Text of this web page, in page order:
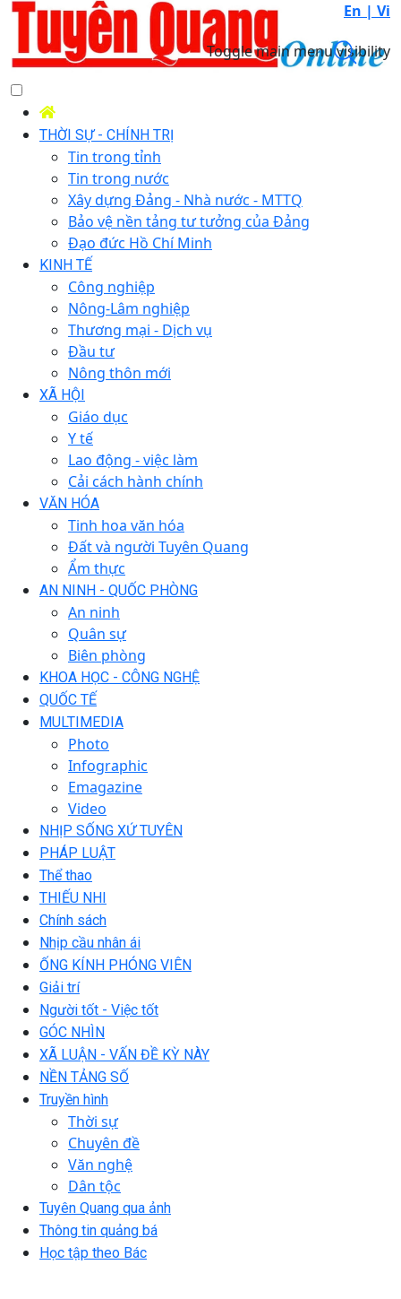
En | Vi
Toggle main menu visibility
THỜI SỰ - CHÍNH TRỊ
Tin trong tỉnh
Tin trong nước
Xây dựng Đảng - Nhà nước - MTTQ
Bảo vệ nền tảng tư tưởng của Đảng
Đạo đức Hồ Chí Minh
KINH TẾ
Công nghiệp
Nông-Lâm nghiệp
Thương mại - Dịch vụ
Đầu tư
Nông thôn mới
XÃ HỘI
Giáo dục
Y tế
Lao động - việc làm
Cải cách hành chính
VĂN HÓA
Tinh hoa văn hóa
Đất và người Tuyên Quang
Ẩm thực
AN NINH - QUỐC PHÒNG
An ninh
Quân sự
Biên phòng
KHOA HỌC - CÔNG NGHỆ
QUỐC TẾ
MULTIMEDIA
Photo
Infographic
Emagazine
Video
NHỊP SỐNG XỨ TUYÊN
PHÁP LUẬT
Thể thao
THIẾU NHI
Chính sách
Nhịp cầu nhân ái
ỐNG KÍNH PHÓNG VIÊN
Giải trí
Người tốt - Việc tốt
GÓC NHÌN
XÃ LUẬN - VẤN ĐỀ KỲ NÀY
NỀN TẢNG SỐ
Truyền hình
Thời sự
Chuyên đề
Văn nghệ
Dân tộc
Tuyên Quang qua ảnh
Thông tin quảng bá
Học tập theo Bác